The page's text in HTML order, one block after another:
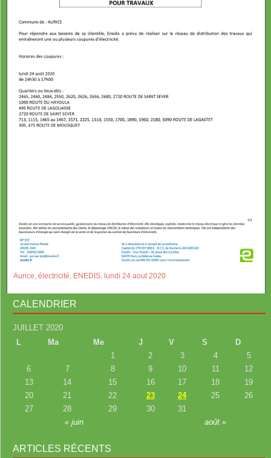
Aurice électricité ENEDIS lundi 24 aout 2020
CALENDRIER
JUILLET 2020
L
Ma Me J V S D
« juin août »
1 2 3 4
5
6
7 8 9 10 11
12
13
14 15 16 17 18
19
20
21 22 23 24 25
26
27
28 29 30 31
ARTICLES RÉCENTS